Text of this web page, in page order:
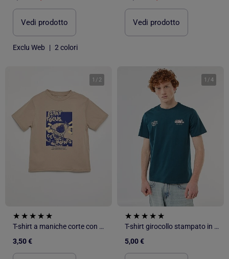
Vedi prodotto
Exclu Web | 2 colori
Vedi prodotto
1 / 2
T-shirt a maniche corte con stampa
3,50 €
1 /4
T-shirt girocollo stampato in cotone
5,00 €